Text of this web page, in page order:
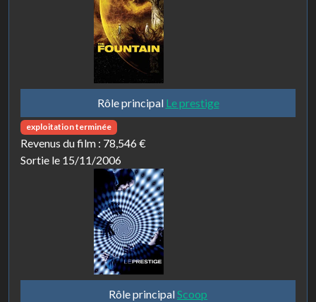
Rôle principal Le prestige
exploitation terminée
Revenus du film : 78,546 €
Sortie le 15/11/2006
Rôle principalScoop